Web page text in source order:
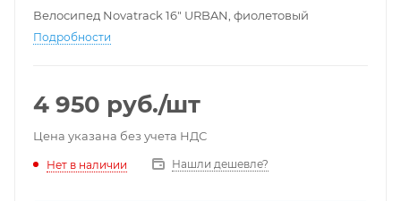
Велосипед Novatrack 16" URBAN, фиолетовый
Подробности
4 950 руб./шт
Цена указана без учета НДС
Нет в наличии Нашли дешевле?